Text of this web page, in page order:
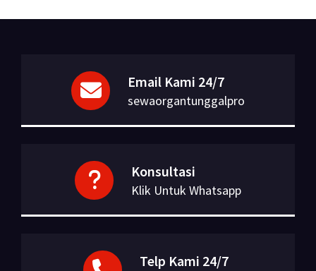
Email Kami 24/7
sewaorgantunggalpro
Konsultasi
Klik Untuk Whatsapp
Telp Kami 24/7